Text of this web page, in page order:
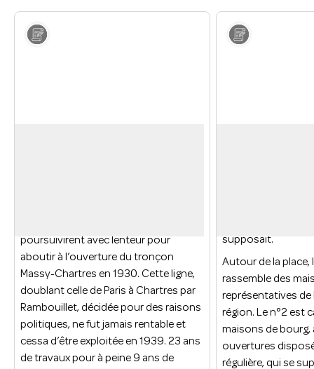
poursuivirent avec lenteur pour
aboutir à l’ouverture du tronçon
Massy-Chartres en 1930. Cette ligne,
doublant celle de Paris à Chartres par
Rambouillet, décidée pour des raisons
politiques, ne fut jamais rentable et
cessa d’être exploitée en 1939. 23 ans
de travaux pour à peine 9 ans de
supposait.
Autour de la place,
rassemble des
représentatives de
région. Le n°2 est
maisons de bourg,
ouvertures
régulière, qui se